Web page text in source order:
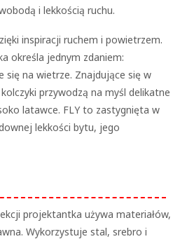
i lekkością ruchu.
inspiracji ruchem i powietrzem.
określa jednym zdaniem:
się na wietrze. Znajdujące się w
przywodzą na myśl delikatne
latawce. FLY to zastygnięta w
lekkości bytu, jego
projektantka używa materiałów,
Wykorzystuje stal, srebro i